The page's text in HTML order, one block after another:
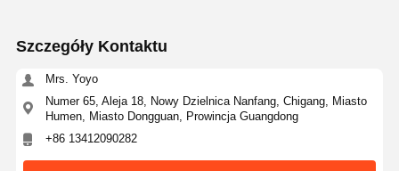
Szczegóły Kontaktu
Mrs. Yoyo
Numer 65, Aleja 18, Nowy Dzielnica Nanfang, Chigang, Miasto
Humen, Miasto Dongguan, Prowincja Guangdong
+86 13412090282